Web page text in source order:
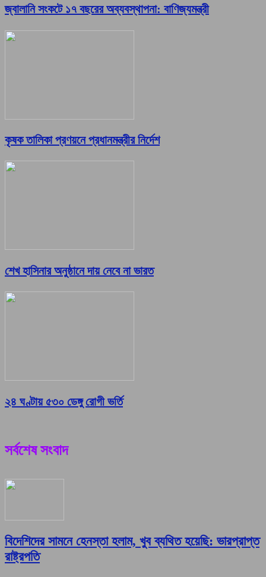
জ্বালানি সংকটে ১৭ বছরের অব্যবস্থাপনা: বাণিজ্যমন্ত্রী
কৃষক তালিকা প্রণয়নে প্রধানমন্ত্রীর নির্দেশ
শেখ হাসিনার অনুষ্ঠানে দায় নেবে না ভারত
২৪ ঘণ্টায় ৫৩০ ডেঙ্গু রোগী ভর্তি
সর্বশেষ সংবাদ
বিদেশিদের সামনে হেনস্তা হলাম, খুব ব্যথিত হয়েছি: ভারপ্রাপ্ত
রাষ্ট্রপতি